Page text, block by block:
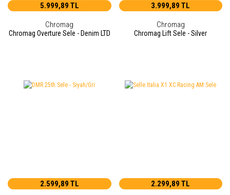
5.999,89 TL
Chromag
Chromag Overture Sele - Denim LTD
3.999,89 TL
Chromag
Chromag Lift Sele - Silver
2.599,89 TL 2.299,89 TL